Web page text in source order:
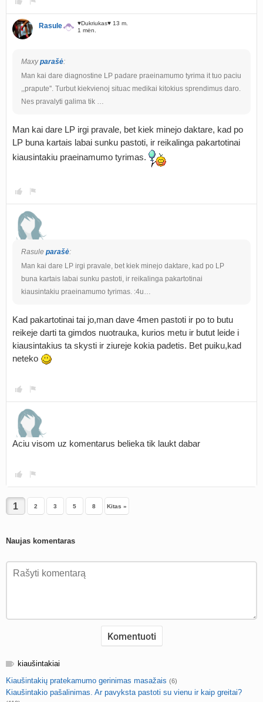
Rasule
♥Dukriukas♥ 13 m.
1 mėn.
Maxyparašė:
Man kai dare diagnostine LP padare praeinamumo tyrima it tuo paciu
,,prapute''. Turbut kiekvienoj situac medikai kitokius sprendimus daro.
Nes pravalyti galima tik …
Man kai dare LP irgi pravale, bet kiek minejo daktare, kad po
LP buna kartais labai sunku pastoti, ir reikalinga pakartotinai
kiausintakiu praeinamumo tyrimas.
Rasule parašė:
Man kai dare LP irgi pravale, bet kiek minejo daktare, kad po LP
buna kartais labai sunku pastoti, ir reikalinga pakartotinai
kiausintakiu praeinamumo tyrimas. :4u…
Kad pakartotinai tai jo,man dave 4men pastoti ir po to butu
reikeje darti ta gimdos nuotrauka, kurios metu ir butut leide i
kiausintakius ta skysti ir ziureje kokia padetis. Bet puiku,kad
neteko
Aciu visom uz komentarus belieka tik laukt dabar
2 3 5 8 Kitas »
Naujas komentaras
kiaušintakiai
Kiaušintakių pratekamumo gerinimas masažais (6)
Kiaušintakio pašalinimas. Ar pavyksta pastoti su vienu ir kaip greitai?